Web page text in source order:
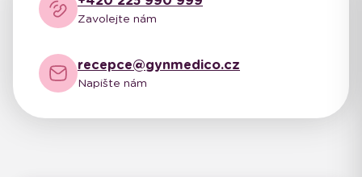
Zavolejte nám
recepce@gynmedico.cz
Napište nám